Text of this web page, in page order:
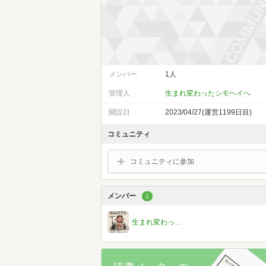
メンバー 1人
管理人 生まれ変わったシモヘイへ
開設日 2023/04/27(運営1199日目)
コミュニティ
コミュニティに参加
メンバー 1
生まれ変わったシモヘイへ